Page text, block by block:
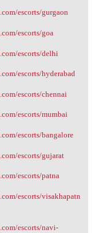
escorts/gurgaon
escorts/goa
escorts/delhi
escorts/hyderabad
escorts/chennai
escorts/mumbai
escorts/bangalore
escorts/gujarat
escorts/patna
escorts/visakhapatn
escorts/navi-